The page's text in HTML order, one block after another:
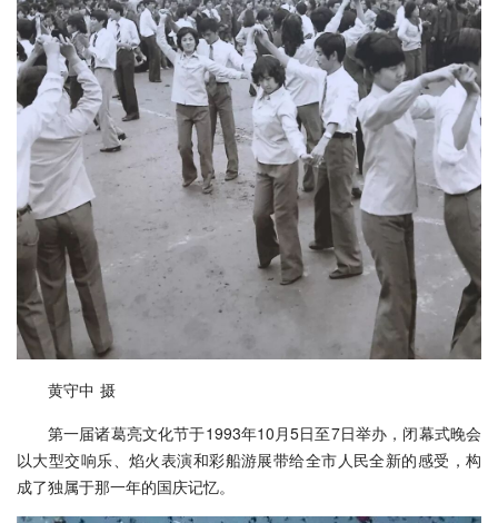
黄守中 摄
第一届诸葛亮文化节于1993年10月5日至7日举办，闭幕式晚会
以大型交响乐、焰火表演和彩船游展带给全市人民全新的感受，构
成了独属于那一年的国庆记忆。